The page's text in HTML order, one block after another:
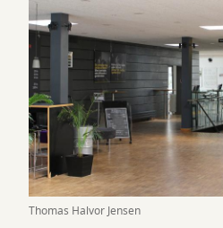
Thomas Halvor Jensen